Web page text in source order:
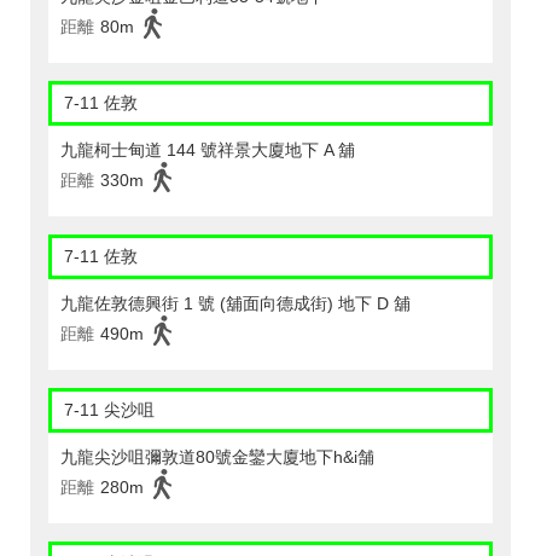
距離 80m
7-11 佐敦
九龍柯士甸道 144 號祥景大廈地下 A 舖
距離 330m
7-11 佐敦
九龍佐敦德興街 1 號 (舖面向德成街) 地下 D 舖
距離 490m
7-11 尖沙咀
九龍尖沙咀彌敦道80號金鑾大廈地下h&i舗
距離 280m